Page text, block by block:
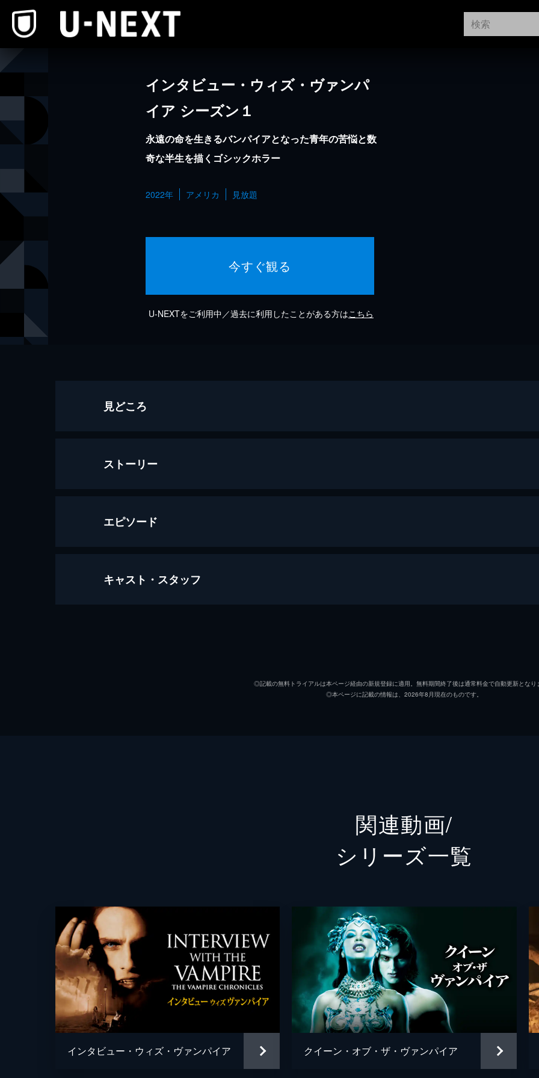
インタビュー・ウィズ・ヴァンパ
イア シーズン１
永遠の命を生きるバンパイアとなった青年の苦悩と数
奇な半生を描くゴシックホラー
2022年 アメリカ 見放題
今すぐ観る
U-NEXTをご利用中／過去に利用したことがある方はこちら
見どころ
ストーリー
エピソード
第1話 強まる驚異の真っただ中に
第2話 かつての自分の幻影の果てに
食事をしながらインタビューを進めることになったダニエル。しかし、ルイは7皿目から食事を共に
読み、犯罪者たちだけを狩るのはどうかと考える。“狩りは理性ではなく本能でやるものだ”と諭すレ
ア”と記された日記を開くと、一人の少女がバンパイアとして生きることになった過程が書かれて
た。
42分
第5話 打ちのめされる心臓への卑劣な飢え
ラシッドの血を吸うルイを横目に、ダニエルはクローディアの日記を読み続けていた。彼女が殺
人々の最期の言葉と少女の心の叫び。クローディアを心配していたルイは、夜ごと翼を折った鳩を
に置いていた。
44分
キャスト・スタッフ
エリック・ボゴシアン
◎記載の無料トライアルは本ページ経由の新規登録に適用。無料期間終了後は通常料金で自動更新となり
◎本ページに記載の情報は、2026年8月現在のものです。
関連動画/
シリーズ⼀覧
インタビュー・ウィズ・ヴァンパイア クイーン・オブ・ザ・ヴァンパイア